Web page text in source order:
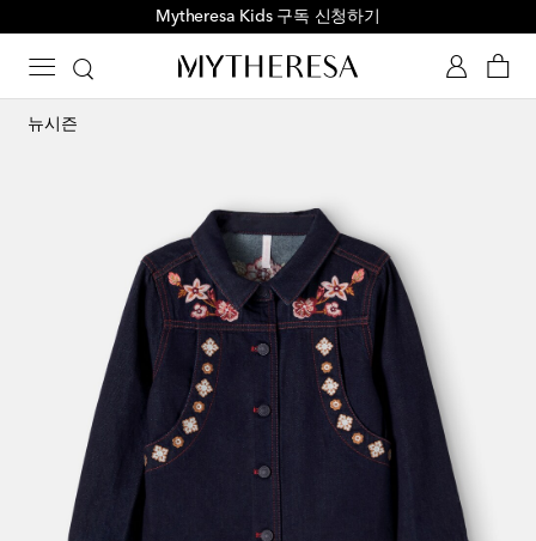
Mytheresa Kids 구독 신청하기
뉴시즌